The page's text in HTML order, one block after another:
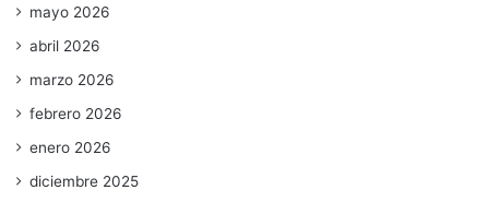
mayo 2026
abril 2026
marzo 2026
febrero 2026
enero 2026
diciembre 2025